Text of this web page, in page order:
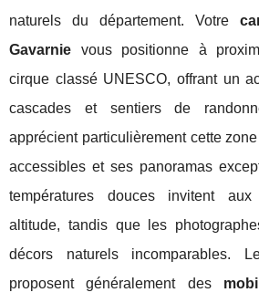
naturels du département. Votre
Gavarnie vous positionne à
cirque classé UNESCO, offrant un
cascades et sentiers de
apprécient particulièrement cette
accessibles et ses panoramas
températures douces invitent
altitude, tandis que les
décors naturels incomparables.
proposent généralement des